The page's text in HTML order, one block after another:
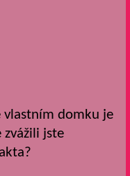
vlastním domku je
zvážili jste